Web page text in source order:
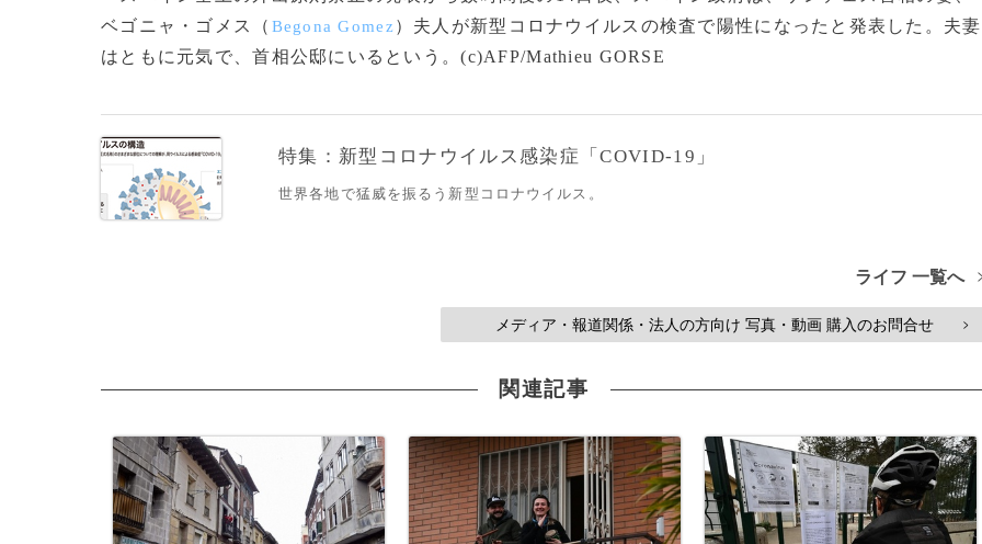
ベゴニャ・ゴメス（ Begona Gomez）夫人が新型コロナウイルスの検査で陽性になったと発表した。夫妻
はともに元気で、首相公邸にいるという。(c)AFP/Mathieu GORSE
特集：新型コロナウイルス感染症「COVID-19」
世界各地で猛威を振るう新型コロナウイルス。
ライフ 一覧へ
メディア・報道関係・法人の方向け 写真・動画 購入のお問合せ >
関連記事